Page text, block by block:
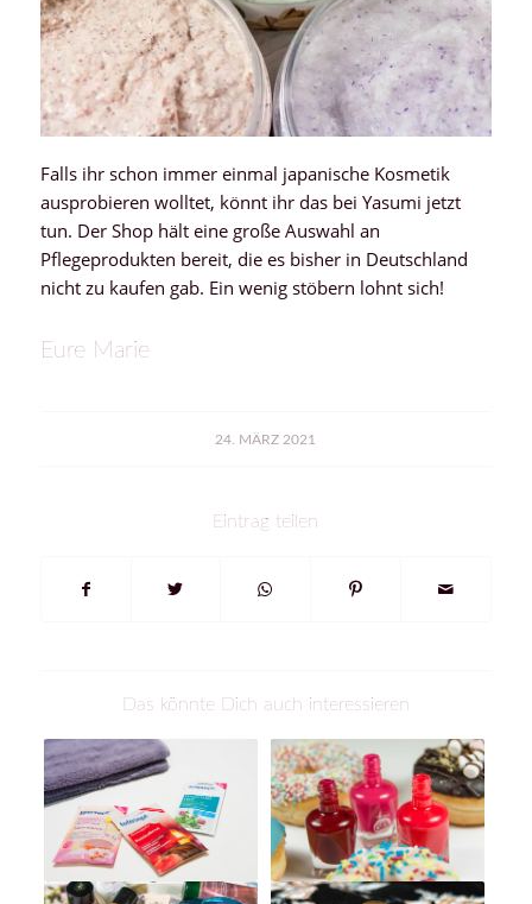
Falls ihr schon immer einmal japanische Kosmetik
ausprobieren wolltet, könnt ihr das bei Yasumi jetzt
tun. Der Shop hält eine große Auswahl an
Pflegeprodukten bereit, die es bisher in Deutschland
nicht zu kaufen gab. Ein wenig stöbern lohnt sich!
Eure Marie
24. MÄRZ 2021
Eintrag teilen
Das könnte Dich auch interessieren